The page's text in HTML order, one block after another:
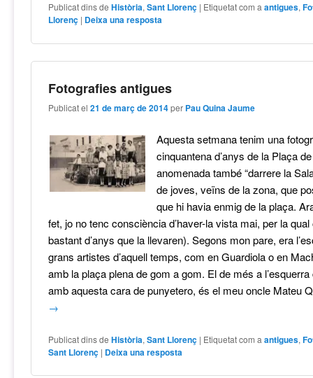
Publicat dins de Història,Sant Llorenç | Etiquetat com a antigues,
Llorenç | Deixa una resposta
Fotografies antigues
Publicat el21 de març de 2014 per Pau Quina Jaume
Aquesta setmana tenim una
cinquantena d’anys de la Plaça
anomenada també “darrere la
de joves, veïns de la zona, que
que hi havia enmig de la plaça.
fet, jo no tenc consciència d’haver-la vista mai, per la
bastant d’anys que la llevaren). Segons mon pare, era
grans artistes d’aquell temps, com en Guardiola o en
amb la plaça plena de gom a gom. El de més a
amb aquesta cara de punyetero, és el meu oncle Mateu
→
Publicat dins de Història,Sant Llorenç | Etiquetat com a antigues,
Sant Llorenç | Deixa una resposta